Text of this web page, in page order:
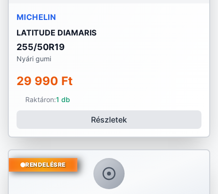
MICHELIN
LATITUDE DIAMARIS
255/50R19
Nyári gumi
29 990 Ft
Raktáron:1 db
Részletek
RENDELÉSRE